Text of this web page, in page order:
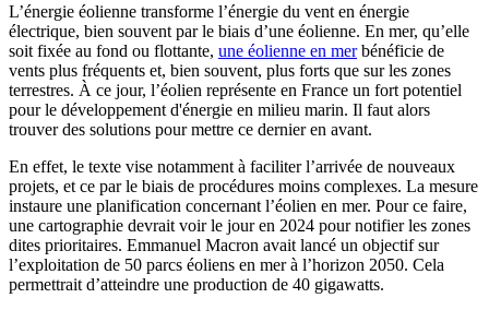
L’énergie éolienne transforme l’énergie du vent en énergie
électrique, bien souvent par le biais d’une éolienne. En mer, qu’elle
soit fixée au fond ou flottante, une éolienne en merbénéficie de
vents plus fréquents et, bien souvent, plus forts que sur les zones
terrestres. À ce jour, l’éolien représente en France un fort potentiel
pour le développement d'énergie en milieu marin. Il faut alors
trouver des solutions pour mettre ce dernier en avant.
En effet, le texte vise notamment à faciliter l’arrivée de nouveaux
projets, et ce par le biais de procédures moins complexes. La mesure
instaure une planification concernant l’éolien en mer. Pour ce faire,
une cartographie devrait voir le jour en 2024 pour notifier les zones
dites prioritaires. Emmanuel Macron avait lancé un objectif sur
l’exploitation de 50 parcs éoliens en mer à l’horizon 2050. Cela
permettrait d’atteindre une production de 40 gigawatts.